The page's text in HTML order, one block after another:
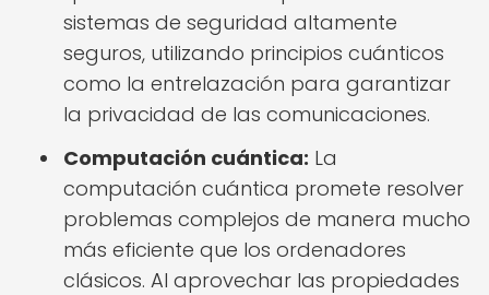
sistemas de seguridad altamente
seguros, utilizando principios cuánticos
como la entrelazación para garantizar
la privacidad de las comunicaciones.
Computación cuántica: La
computación cuántica promete resolver
problemas complejos de manera mucho
más eficiente que los ordenadores
clásicos. Al aprovechar las propiedades